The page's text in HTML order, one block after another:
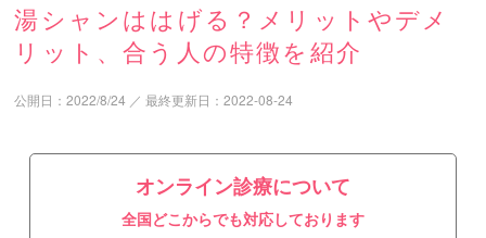
湯シャンははげる？メリットやデメ
リット、合う人の特徴を紹介
公開日：2022/8/24 ／最終更新日：2022-08-24
オンライン診療について
全国どこからでも対応しております